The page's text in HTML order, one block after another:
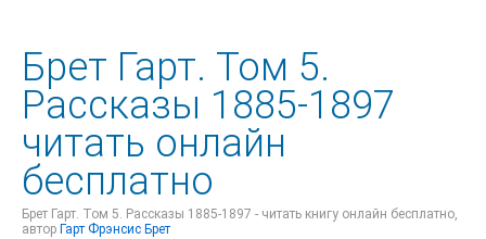
Брет Гарт. Том 5.
Рассказы 1885-1897
читать онлайн
бесплатно
Брет Гарт. Том 5. Рассказы 1885-1897 - читать книгу онлайн бесплатно,
автор Гарт Фрэнсис Брет